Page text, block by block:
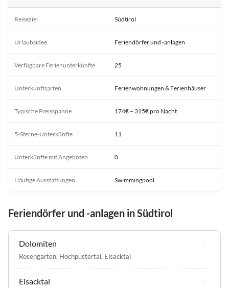
Reiseziel Südtirol
Urlaubsidee Feriendörfer und -anlagen
Verfügbare Ferienunterkünfte 25
Unterkunftsarten Ferienwohnungen & Ferienhäuser
Typische Preisspanne 174€ – 315€ pro Nacht
5-Sterne-Unterkünfte 11
Unterkünfte mit Angeboten 0
Häufige Ausstattungen Swimmingpool
Feriendörfer und -anlagen in Südtirol
Dolomiten
Rosengarten, Hochpustertal, Eisacktal
Eisacktal